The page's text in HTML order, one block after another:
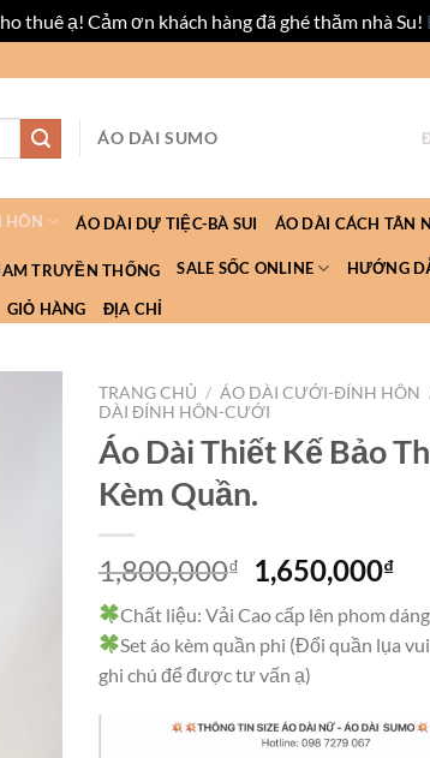
thuê ạ! Cảm ơn khách hàng đã ghé thăm nhà Su!
ÁO DÀI SUMO
HÔN ÁO DÀI DỰ TIỆC-BÀ SUI ÁO DÀI CÁCH TÂN
TRUYỀN THỐNG SALE SỐC ONLINE HƯỚNG
GIỎ HÀNG ĐỊA CHỈ
TRANG CHỦ / ÁO DÀI CƯỚI-ĐÍNH HÔN
DÀI ĐÍNH HÔN-CƯỚI
Áo Dài Thiết Kế Bảo
Kèm Quần.
1,800,000₫
Giá
gốc
là:
1,800,000₫.
1,650,000₫Giá
tại
là:
Chất liệu: Vải Cao cấp lên phom
Set áo kèm quần phi (Đổi quần lụa
ghi chú để được tư vấn ạ)